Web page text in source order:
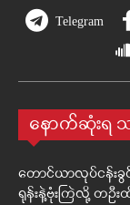
Telegram
နောက်ဆုံးရ သ
တောင်ယာလုပ်ငန်း
ရုန်းနဲ့ဗုံးကြဲလို့ တဦး